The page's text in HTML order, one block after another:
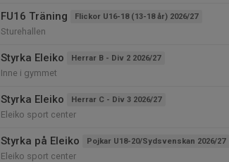
FU16 Träning Flickor U16-18 (13-18 år) 2026/27
Sturehallen
Styrka Eleiko Herrar B - Div 2 2026/27
Inne i gymmet
Styrka Eleiko Herrar C - Div 3 2026/27
Eleiko sport center
Styrka på Eleiko Pojkar U18-20/Sydsvenskan 2026/27
Eleiko sport center